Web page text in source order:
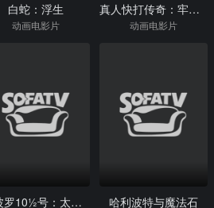
白蛇：浮生
动画电影片
真人快打传奇：牢笼对决
动画电影片
阿波罗10½号：太空时代的童年 哈利波特与魔法石